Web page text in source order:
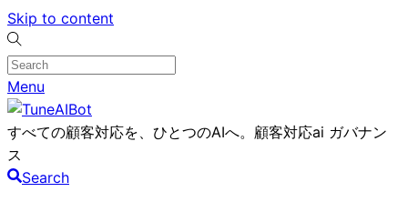
Skip to content
Menu
すべての顧客対応を、ひとつのAIへ。顧客対応ai ガバナン
ス
Search